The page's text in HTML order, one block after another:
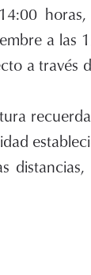
a las
a través